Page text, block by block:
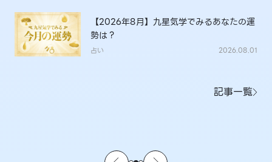
【2026年8月】九星気学でみるあなたの運
勢は？
占い 2026.08.01
記事一覧